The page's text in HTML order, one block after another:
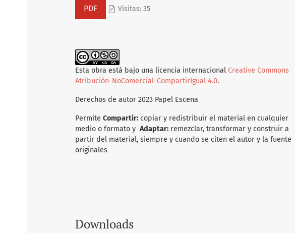
PDF Visitas: 35
Esta obra está bajo una licencia internacionalCreative Commons
Atribución-NoComercial-CompartirIgual 4.0.
Derechos de autor 2023 Papel Escena
PermiteCompartir: copiar y redistribuir el material en cualquier
medio o formato yAdaptar: remezclar, transformar y construir a
partir del material, siempre y cuando se citen el autor y la fuente
originales
Downloads